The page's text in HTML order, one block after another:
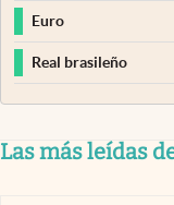
Euro
Real brasileño
Las más leídas